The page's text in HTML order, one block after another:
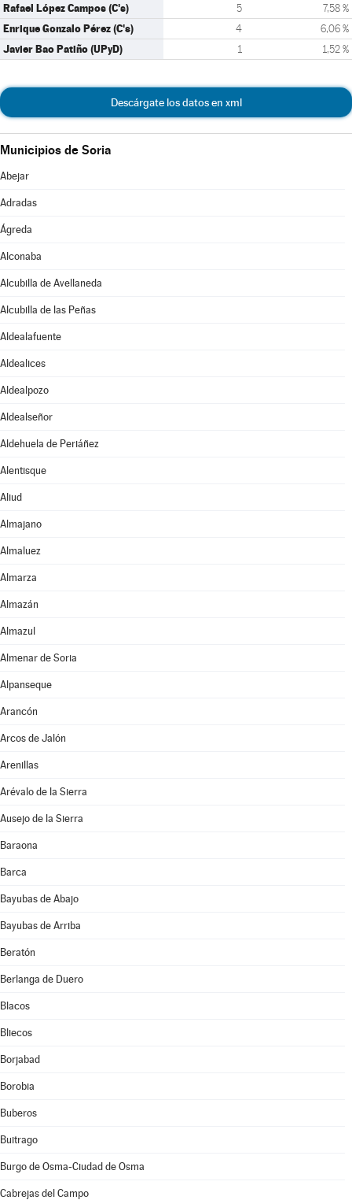
Rafael López Campos (C's) 5 7,58 %
Enrique Gonzalo Pérez (C's) 4 6,06 %
Javier Bao Patiño (UPyD) 1 1,52 %
Descárgate los datos en xml
Municipios de Soria
Abejar
Adradas
Ágreda
Alconaba
Alcubilla de Avellaneda
Alcubilla de las Peñas
Aldealafuente
Aldealices
Aldealpozo
Aldealseñor
Aldehuela de Periáñez
Alentisque
Aliud
Almajano
Almaluez
Almarza
Almazán
Almazul
Almenar de Soria
Alpanseque
Arancón
Arcos de Jalón
Arenillas
Arévalo de la Sierra
Ausejo de la Sierra
Baraona
Barca
Bayubas de Abajo
Bayubas de Arriba
Beratón
Berlanga de Duero
Blacos
Bliecos
Borjabad
Borobia
Buberos
Buitrago
Burgo de Osma-Ciudad de Osma
Cabrejas del Campo